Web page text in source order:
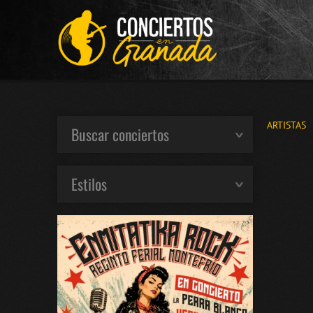
ARTISTAS
Buscar conciertos
Estilos